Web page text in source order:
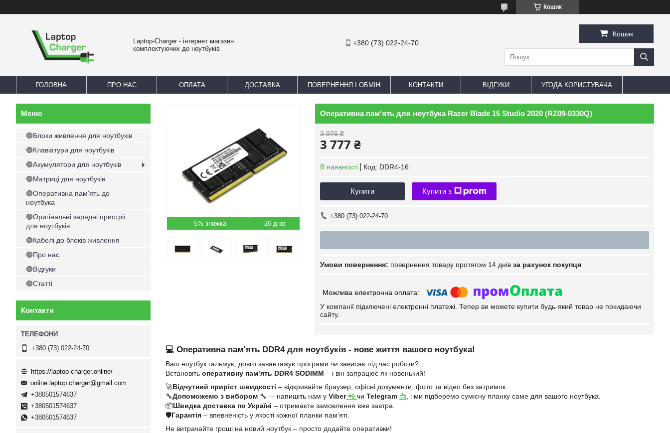
Кошик
Laptop-Charger - інтернет магазин
комплектуючих до ноутбуків
+380 (73) 022-24-70
Кошик
ГОЛОВНА ПРО НАС ОПЛАТА ДОСТАВКА ПОВЕРНЕННЯ І ОБМІН КОНТАКТИ ВІДГУКИ УГОДА КОРИСТУВАЧА
–5% 26 днів
Оперативна пам'ять для ноутбука Razer Blade 15 Studio 2020 (RZ09-0330Q)
3 976 ₴
3 777 ₴
В наявності Код: DDR4-16
Купити Купити з
+380 (73) 022-24-70
повернення товару протягом 14 днів за рахунок покупця
У компанії підключені електронні платежі. Тепер ви можете купити будь-який товар не покидаючи
сайту.
💻 Оперативна пам'ять DDR4 для ноутбуків - нове життя вашого ноутбука!
Ваш ноутбук гальмує, довго завантажує програми чи зависає під час роботи?
Встановіть оперативну пам’ять DDR4 SODIMM – і він запрацює як новенький!
🚀Відчутний приріст швидкості – відкривайте браузер, офісні документи, фото та відео без затримок.
🔧Допоможемо з вибором 🔧 – напишіть нам у Viber📲 чи Telegram 📩 , і ми підберемо сумісну планку саме для вашого ноутбука.
📦Швидка доставка по Україні – отримаєте замовлення вже завтра.
🛡Гарантія – впевненість у якості кожної планки пам’яті.
Не витрачайте гроші на новий ноутбук – просто додайте оперативки!
🟢Блоки живлення для ноутбуків
🟢Клавіатури для ноутбуків
🟢Акумулятори для ноутбуків
🟢Матриці для ноутбуків
🟢Оперативна пам'ять до
ноутбука
🟢Оригінальні зарядні пристрії
для ноутбуків
🟢Кабелі до блоків живлення
🟢Про нас
🟢Відгуки
🟢Статті
Контакти
+380 (73) 022-24-70
https://laptop-charger.online/
online.laptop.charger@gmail.com
+380501574637
+380501574637
+380501574637